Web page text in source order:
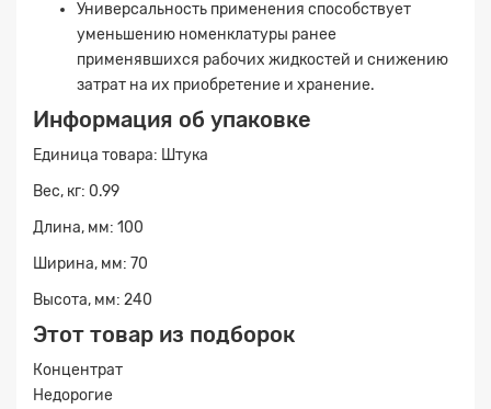
Универсальность применения способствует
уменьшению номенклатуры ранее
применявшихся рабочих жидкостей и снижению
затрат на их приобретение и хранение.
Информация об упаковке
Единица товара: Штука
Вес, кг: 0.99
Длина, мм: 100
Ширина, мм: 70
Высота, мм: 240
Этот товар из подборок
Концентрат
Недорогие